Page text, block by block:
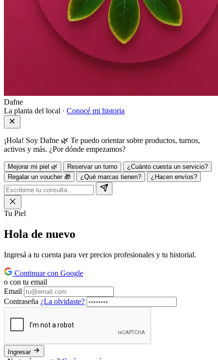
Dafne
La planta del local · Conocé mi historia
¡Hola! Soy Dafne 🌿 Te puedo orientar sobre productos, turnos,
activos y más. ¿Por dónde empezamos?
Mejorar mi piel 🌿 Reservar un turno
¿Cuánto cuesta un servicio?
Regalar un voucher 🎁
¿Qué marcas tienen? ¿Hacen envíos?
Tu Piel
Hola de nuevo
Ingresá a tu cuenta para ver precios profesionales y tu historial.
Continuar con Google
o con tu email
Email
Contraseña ¿La olvidaste?
Ingresar